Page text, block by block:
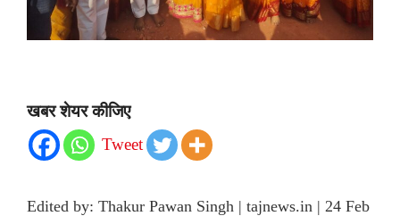
खबर शेयर कीजिए
Tweet
Edited by: Thakur Pawan Singh | tajnews.in | 24 Feb